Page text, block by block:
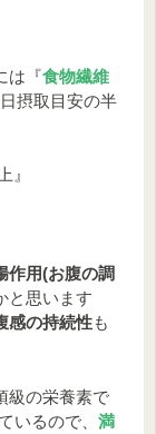
）」策
は『食物繊維
摂取目安の半
』
作用(お腹の調
と思います
感の持続性も
級の栄養素で
いるので、 満